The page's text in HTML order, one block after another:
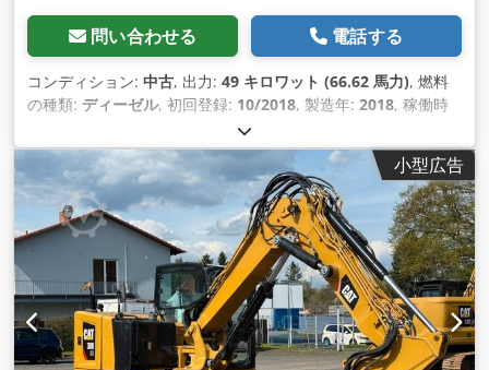
問い合わせる 電話する
コンディション: 中古, 出力: 49 キロワット (66.62 馬力), 燃料
の種類: ディーゼル, 初回登録: 10/2018, 製造年: 2018, 稼働時
小型広告